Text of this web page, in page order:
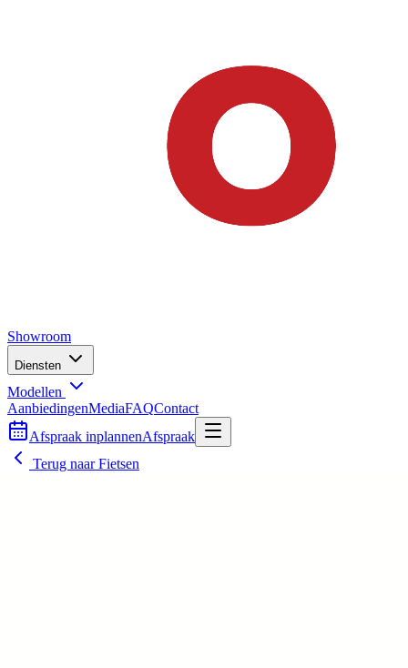
Showroom
Diensten
Modellen
AanbiedingenMediaFAQContact
Afspraak inplannenAfspraak
Terug naarFietsen